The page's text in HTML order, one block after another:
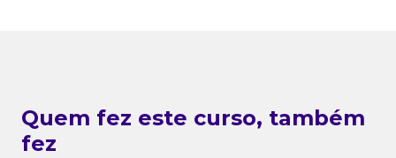
Quem fez este curso, também
fez